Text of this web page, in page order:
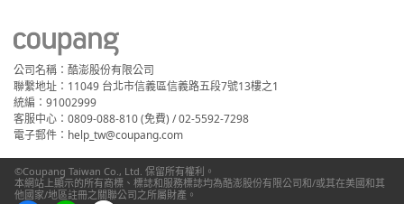
公司名稱：酷澎股份有限公司
聯繫地址：11049 台北市信義區信義路五段7號13樓之1
統編：91002999
客服中心：0809-088-810 (免費) / 02-5592-7298
電子郵件：help_tw@coupang.com
©Coupang Taiwan Co., Ltd. 保留所有權利。
本網站上顯示的所有商標、標誌和服務標誌均為酷澎股份有限公司和/或其在美國和其
他國家/地區註冊之關聯公司之所屬財產。